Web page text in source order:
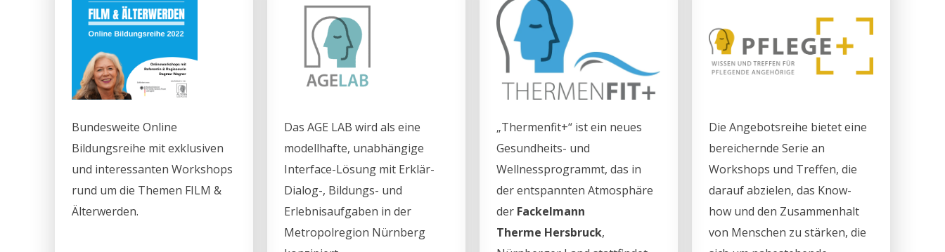
Bundesweite Online
Bildungsreihe mit exklusiven
und interessanten Workshops
rund um die Themen FILM &
Älterwerden.
Das AGE LAB wird als eine
modellhafte, unabhängige
Interface-Lösung mit Erklär-
Dialog-, Bildungs- und
Erlebnisaufgaben in der
Metropolregion Nürnberg
„Thermenfit+“ ist ein neues
Gesundheits- und
Wellnessprogrammt, das in
der entspannten Atmosphäre
der Fackelmann
Therme Hersbruck,
Die Angebotsreihe bietet eine
bereichernde Serie an
Workshops und Treffen, die
darauf abzielen, das Know-
how und den Zusammenhalt
von Menschen zu stärken, die